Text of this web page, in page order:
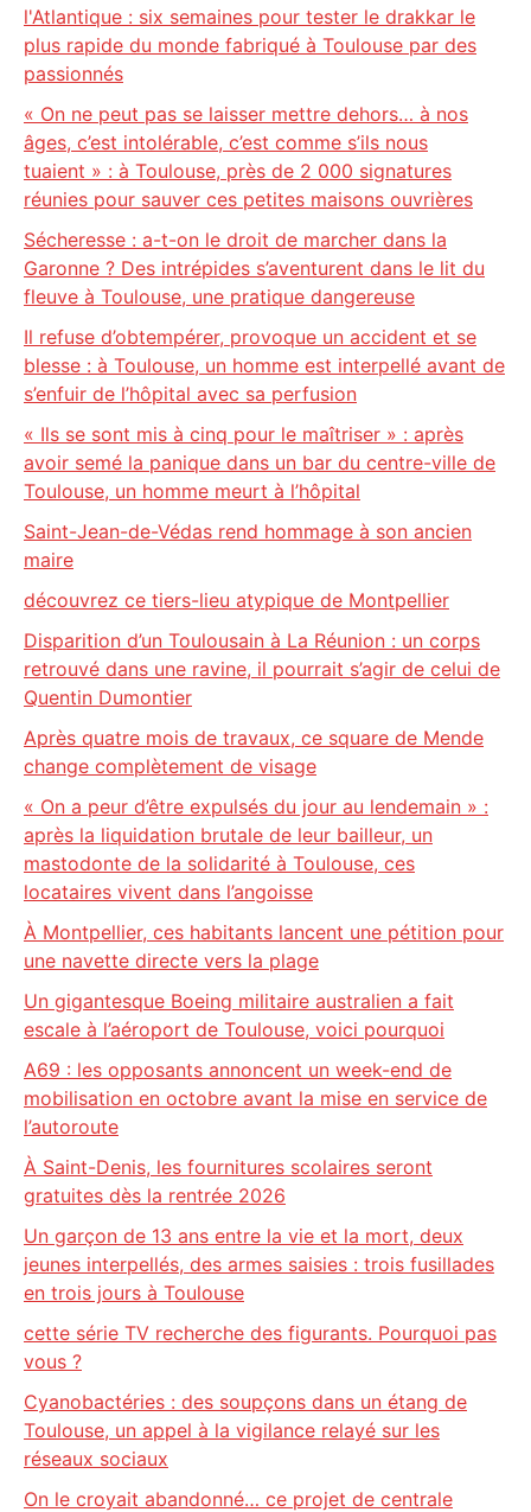
l'Atlantique : six semaines pour tester le drakkar le
plus rapide du monde fabriqué à Toulouse par des
passionnés
« On ne peut pas se laisser mettre dehors… à nos
âges, c’est intolérable, c’est comme s’ils nous
tuaient » : à Toulouse, près de 2 000 signatures
réunies pour sauver ces petites maisons ouvrières
Sécheresse : a-t-on le droit de marcher dans la
Garonne ? Des intrépides s’aventurent dans le lit du
fleuve à Toulouse, une pratique dangereuse
Il refuse d’obtempérer, provoque un accident et se
blesse : à Toulouse, un homme est interpellé avant de
s’enfuir de l’hôpital avec sa perfusion
« Ils se sont mis à cinq pour le maîtriser » : après
avoir semé la panique dans un bar du centre-ville de
Toulouse, un homme meurt à l’hôpital
Saint-Jean-de-Védas rend hommage à son ancien
maire
découvrez ce tiers-lieu atypique de Montpellier
Disparition d’un Toulousain à La Réunion : un corps
retrouvé dans une ravine, il pourrait s’agir de celui de
Quentin Dumontier
Après quatre mois de travaux, ce square de Mende
change complètement de visage
« On a peur d’être expulsés du jour au lendemain » :
après la liquidation brutale de leur bailleur, un
mastodonte de la solidarité à Toulouse, ces
locataires vivent dans l’angoisse
À Montpellier, ces habitants lancent une pétition pour
une navette directe vers la plage
Un gigantesque Boeing militaire australien a fait
escale à l’aéroport de Toulouse, voici pourquoi
A69 : les opposants annoncent un week-end de
mobilisation en octobre avant la mise en service de
l’autoroute
À Saint-Denis, les fournitures scolaires seront
gratuites dès la rentrée 2026
Un garçon de 13 ans entre la vie et la mort, deux
jeunes interpellés, des armes saisies : trois fusillades
en trois jours à Toulouse
cette série TV recherche des figurants. Pourquoi pas
vous ?
Cyanobactéries : des soupçons dans un étang de
Toulouse, un appel à la vigilance relayé sur les
réseaux sociaux
On le croyait abandonné… ce projet de centrale